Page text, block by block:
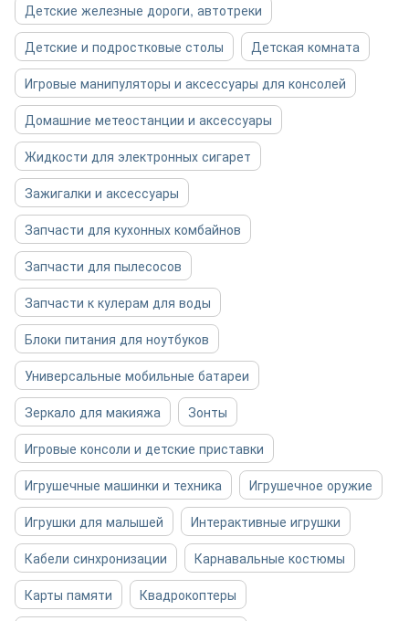
Детские железные дороги, автотреки
Детские и подростковые столы
Детская комната
Игровые манипуляторы и аксессуары для консолей
Домашние метеостанции и аксессуары
Жидкости для электронных сигарет
Зажигалки и аксессуары
Запчасти для кухонных комбайнов
Запчасти для пылесосов
Запчасти к кулерам для воды
Блоки питания для ноутбуков
Универсальные мобильные батареи
Зеркало для макияжа
Зонты
Игровые консоли и детские приставки
Игрушечные машинки и техника
Игрушечное оружие
Игрушки для малышей
Интерактивные игрушки
Кабели синхронизации
Карнавальные костюмы
Карты памяти
Квадрокоптеры